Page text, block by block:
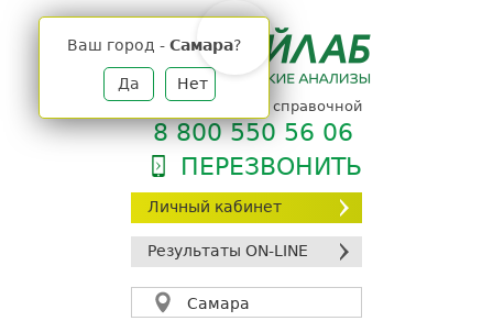
Личный кабинет
Результаты ON-LINE
Самара
Ваш город - Самара?
Да Нет
телефон единой справочной
8 800 550 56 06
ПЕРЕЗВОНИТЬ